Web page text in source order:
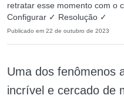
retratar esse momento com o
Configurar ✓ Resolução ✓
Publicado em 22 de outubro de 2023
Uma dos fenômenos
incrível e cercado de